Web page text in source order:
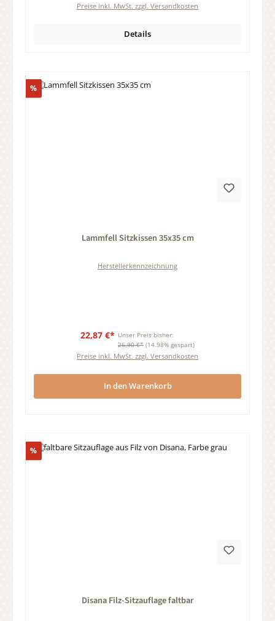
Preise inkl. MwSt. zzgl. Versandkosten
Details
%Rabatt
Lammfell Sitzkissen 35x35 cm
Herstellerkennzeichnung
22,87 €* Unser Preis bisher:
26,90 €* (14.98% gespart)
Preise inkl. MwSt. zzgl. Versandkosten
In den Warenkorb
%Rabatt
Disana Filz-Sitzauflage faltbar